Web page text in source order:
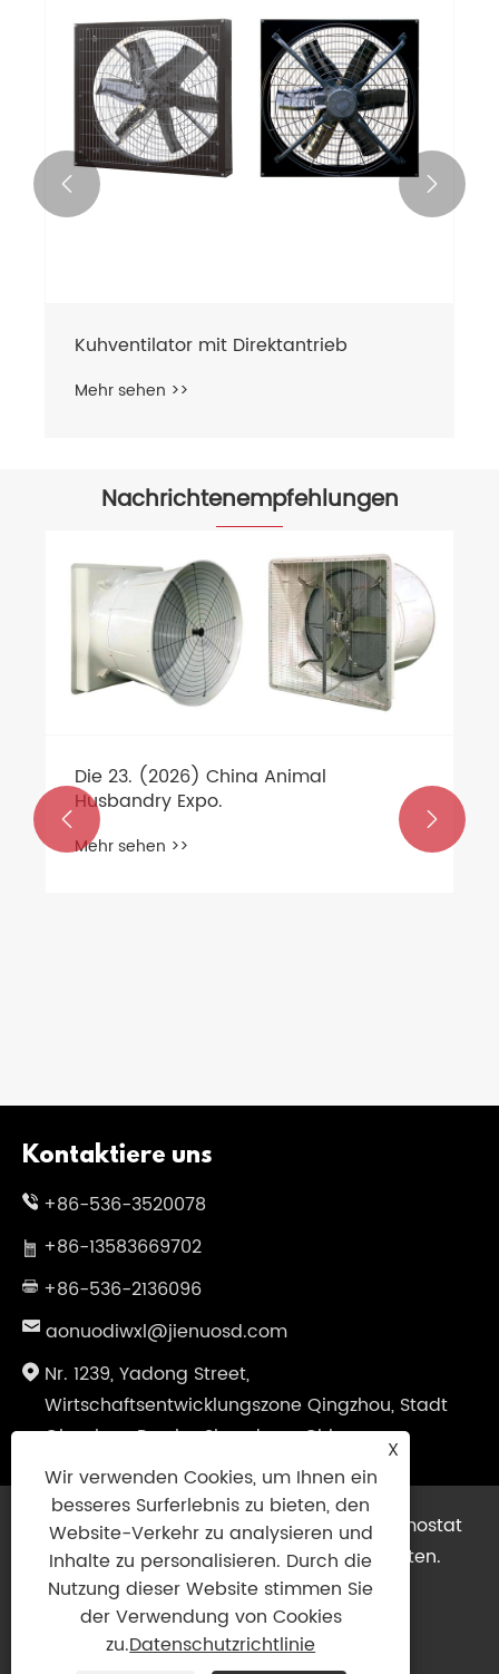
Kuhventilator mit Direktantrieb
Mehr sehen >>
 
Nachrichtenempfehlungen
​Die 23. (2026) China Animal
Husbandry Expo.
Mehr sehen >>
 
Kontaktiere uns
+86-536-3520078
+86-13583669702
+86-536-2136096
aonuodiwxl@jienuosd.com
Nr. 1239, Yadong Street,
Wirtschaftsentwicklungszone Qingzhou, Stadt
Qingzhou, Provinz Shandong, China
Copyright © 2024 Shandong Jienuo Thermostat
Equipment Co., Ltd. Alle Rechte vorbehalten.
Links|Sitemap|RSS| XML
Datenschutzrichtlinie|
X
Wir verwenden Cookies, um Ihnen ein
besseres Surferlebnis zu bieten, den
Website-Verkehr zu analysieren und
Inhalte zu personalisieren. Durch die
Nutzung dieser Website stimmen Sie
der Verwendung von Cookies
zu.Datenschutzrichtlinie